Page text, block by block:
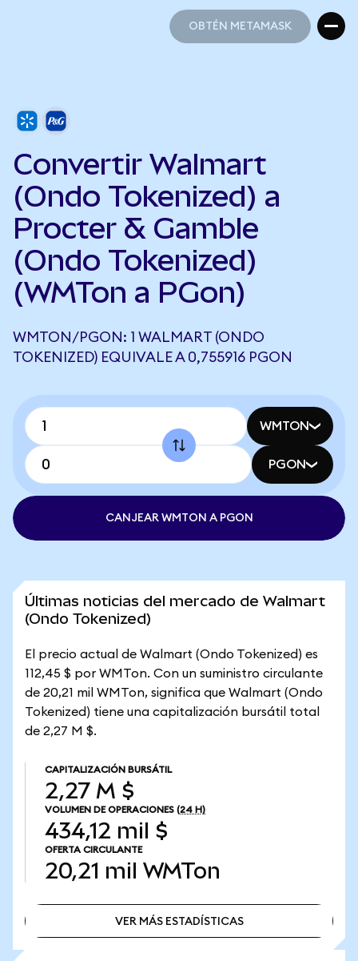
OBTÉN METAMASK
Convertir Walmart
(Ondo Tokenized) a
Procter & Gamble
(Ondo Tokenized)
(WMTon a PGon)
WMTON/PGON: 1 WALMART (ONDO
TOKENIZED) EQUIVALE A 0,755916 PGON
WMTON
PGON
CANJEAR WMTON A PGON
Últimas noticias del mercado de Walmart
(Ondo Tokenized)
El precio actual de Walmart (Ondo Tokenized) es
112,45 $ por WMTon. Con un suministro circulante
de 20,21 mil WMTon, significa que Walmart (Ondo
Tokenized) tiene una capitalización bursátil total
de 2,27 M $.
CAPITALIZACIÓN BURSÁTIL
2,27 M $
VOLUMEN DE OPERACIONES (24 H)
434,12 mil $
OFERTA CIRCULANTE
20,21 mil WMTon
VER MÁS ESTADÍSTICAS